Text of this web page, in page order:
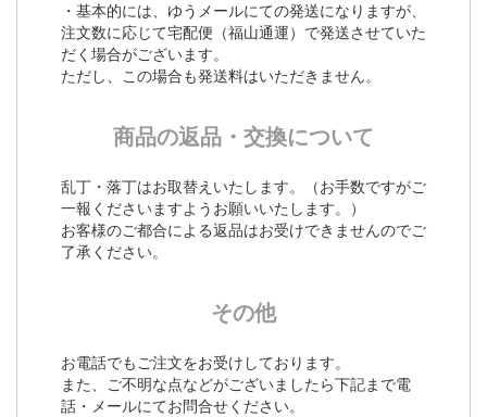
・基本的には、ゆうメールにての発送になりますが、
注文数に応じて宅配便（福山通運）で発送させていた
だく場合がございます。
ただし、この場合も発送料はいただきません。
商品の返品・交換について
乱丁・落丁はお取替えいたします。（お手数ですがご
一報くださいますようお願いいたします。）
お客様のご都合による返品はお受けできませんのでご
了承ください。
その他
お電話でもご注文をお受けしております。
また、ご不明な点などがございましたら下記まで電
話・メールにてお問合せください。